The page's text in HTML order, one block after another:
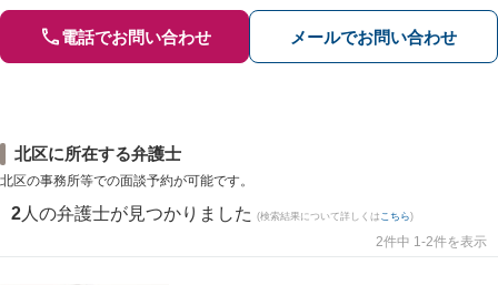
電話でお問い合わせ メールでお問い合わせ
北区に所在する弁護士
北区の事務所等での面談予約が可能です。
2 人の弁護士が見つかりました (検索結果について詳しくは こちら)
2件中 1-2件を表示